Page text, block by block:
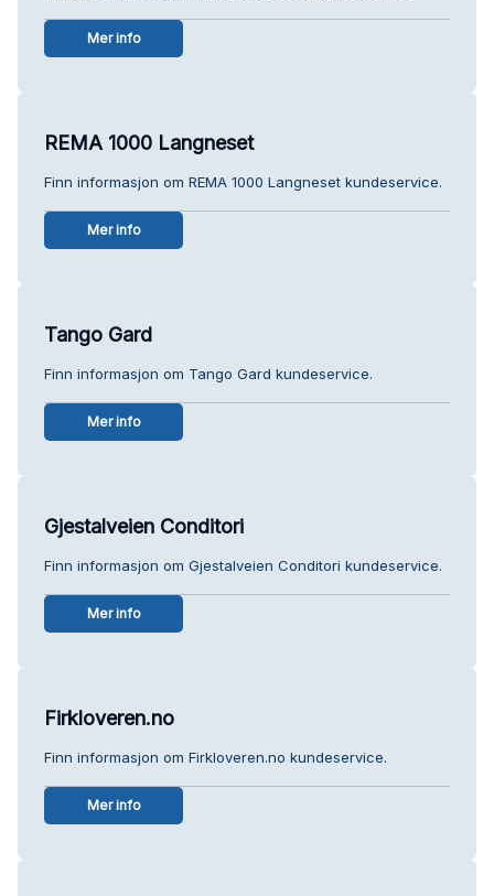
Mer info
REMA 1000 Langneset
Finn informasjon om REMA 1000 Langneset kundeservice.
Mer info
Tango Gard
Finn informasjon om Tango Gard kundeservice.
Mer info
Gjestalveien Conditori
Finn informasjon om Gjestalveien Conditori kundeservice.
Mer info
Firkloveren.no
Finn informasjon om Firkloveren.no kundeservice.
Mer info